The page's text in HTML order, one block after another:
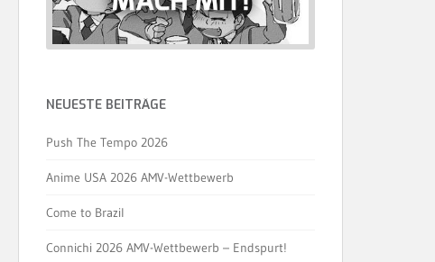
NEUESTE BEITRÄGE
Push The Tempo 2026
Anime USA 2026 AMV-Wettbewerb
Come to Brazil
Connichi 2026 AMV-Wettbewerb – Endspurt!